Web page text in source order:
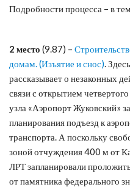
Подробности процесса – в
2 место (9.87) –
домам. (Изъятие и снос).
рассказывает о незаконных
связи с открытием
узла «Аэропорт Жуковский»
планирования подъезд к
транспорта. А поскольку
зоной отчуждения 400 м от
ЛРТ запланировали
от памятника федерального